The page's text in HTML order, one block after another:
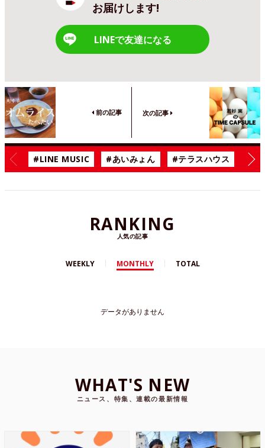
お届けします!
LINEで友達になる
前の記事 次の記事
#LINE MUSIC #あいみょん #テラスハウス #漫
RANKING
人気の記事
WEEKLY MONTHLY TOTAL
データがありません
WHAT'S NEW
ニュース、特集、連載の最新情報